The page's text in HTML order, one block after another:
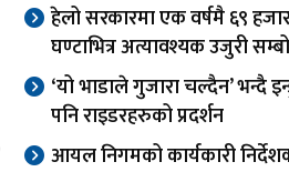
हेलो सरकारमा एक वर्षमै ६९
घण्टाभित्र अत्यावश्यक उजुरी
‘यो भाडाले गुजारा चल्दैन’ भन्दै
पनि राइडरहरुको प्रदर्शन
आयल निगमको कार्यकारी